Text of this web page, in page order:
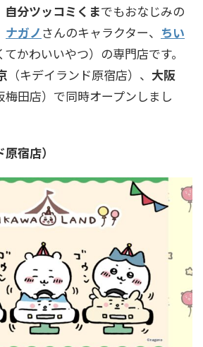
自分ツッコミくまでもおなじみの
ナガノ さんのキャラクター、 ちい
てかわいいやつ）の専門店です。
（キデイランド原宿店）、 大阪
梅田店）で同時オープンしまし
宿店）